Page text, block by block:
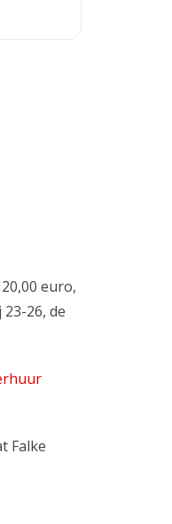
euro,
26, de
Falke